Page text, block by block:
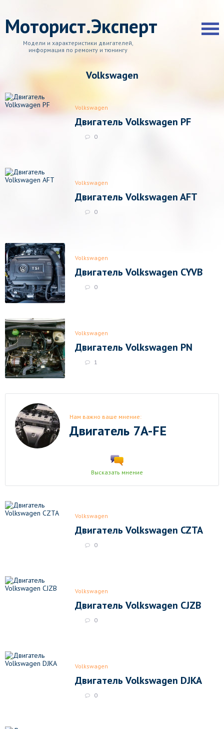
Моторист.Эксперт
Модели и характеристики двигателей,
информация по ремонту и тюнингу
Volkswagen
Volkswagen
Двигатель Volkswagen PF
0
Volkswagen
Двигатель Volkswagen AFT
0
Volkswagen
Двигатель Volkswagen CYVB
0
Volkswagen
Двигатель Volkswagen PN
1
Нам важно ваше мнение:
Двигатель 7A-FE
Высказать мнение
Volkswagen
Двигатель Volkswagen CZTA
0
Volkswagen
Двигатель Volkswagen CJZB
0
Volkswagen
Двигатель Volkswagen DJKA
0